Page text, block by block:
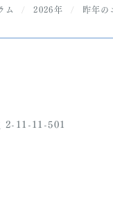
ム 2026年 昨年
11-11-501